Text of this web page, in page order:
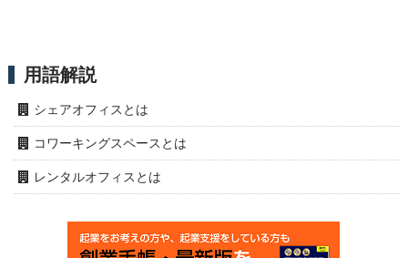
用語解説
シェアオフィスとは
コワーキングスペースとは
レンタルオフィスとは